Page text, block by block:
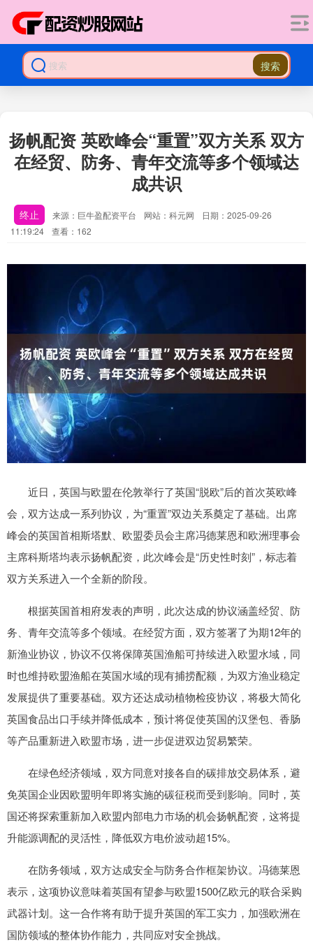
搜索
扬帆配资 英欧峰会“重置”双方关系 双方
在经贸、防务、青年交流等多个领域达
成共识
终止 来源：巨牛盈配资平台 网站：科元网
日期：2025-09-26
11:19:24
查看：162
近日，英国与欧盟在伦敦举行了英国“脱欧”后的首次英欧峰
会，双方达成一系列协议，为“重置”双边关系奠定了基础。出席
峰会的英国首相斯塔默、欧盟委员会主席冯德莱恩和欧洲理事会
主席科斯塔均表示扬帆配资，此次峰会是“历史性时刻”，标志着
双方关系进入一个全新的阶段。
根据英国首相府发表的声明，此次达成的协议涵盖经贸、防
务、青年交流等多个领域。在经贸方面，双方签署了为期12年的
新渔业协议，协议不仅将保障英国渔船可持续进入欧盟水域，同
时也维持欧盟渔船在英国水域的现有捕捞配额，为双方渔业稳定
发展提供了重要基础。双方还达成动植物检疫协议，将极大简化
英国食品出口手续并降低成本，预计将促使英国的汉堡包、香肠
等产品重新进入欧盟市场，进一步促进双边贸易繁荣。
在绿色经济领域，双方同意对接各自的碳排放交易体系，避
免英国企业因欧盟明年即将实施的碳征税而受到影响。同时，英
国还将探索重新加入欧盟内部电力市场的机会扬帆配资，这将提
升能源调配的灵活性，降低双方电价波动超15%。
在防务领域，双方达成安全与防务合作框架协议。冯德莱恩
表示，这项协议意味着英国有望参与欧盟1500亿欧元的联合采购
武器计划。这一合作将有助于提升英国的军工实力，加强欧洲在
国防领域的整体协作能力，共同应对安全挑战。